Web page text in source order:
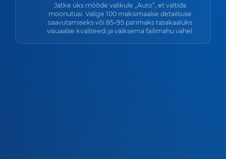
Jätke üks mõõde valikule „Auto”, et vältida
moonutusi. Valige 100 maksimaalse detailsuse
saavutamiseks või 85–95 parimaks tasakaaluks
visuaalse kvaliteedi ja väiksema failimahu vahel.